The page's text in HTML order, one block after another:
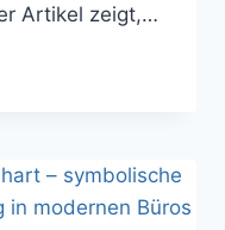
Artikel zeigt,…